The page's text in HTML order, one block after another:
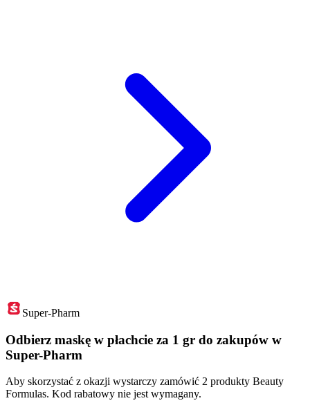
Super-Pharm
Odbierz maskę w płachcie za 1 gr do zakupów w
Super-Pharm
Aby skorzystać z okazji wystarczy zamówić 2 produkty Beauty
Formulas. Kod rabatowy nie jest wymagany.